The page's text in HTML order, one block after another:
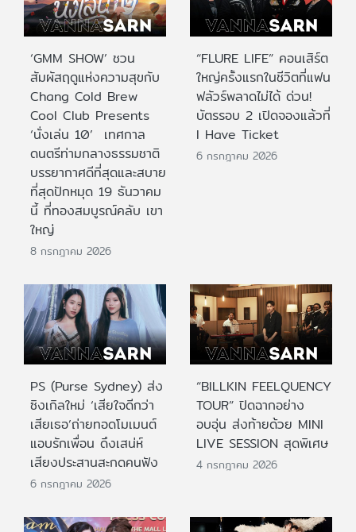
‘GMM SHOW’ ชวน
สัมผัสฤดูแห่งความสุขกับ
Chang Cold Brew
Cool Club Presents
‘นั่งเล่น 10’ เทศกาล
ดนตรีท่ามกลางธรรมชาติ
บรรยากาศดีที่สุดและสบาย
ที่สุดปักหมุด 19 ธันวาคม
นี้ ที่ทองสมบูรณ์คลับ เขา
ใหญ่
8 กรกฎาคม 2026
“FLURE LIFE” คอนเสิร์ต
ใหญ่ครั้งแรกในชีวิตที่แฟน
ฟลัวร์พลาดไม่ได้ ด่วน!
บัตรรอบ 2 เปิดจองแล้วที่
I Have Ticket
6 กรกฎาคม 2026
PS (Purse Sydney) ส่ง
ซิงเกิลใหม่ ‘เสียใจดีกว่า
เสียเธอ’ถ่ายทอดโมเมนต์
แอบรักเพื่อน ดึงเสน่ห์
เสียงประสานสะกดคนฟัง
6 กรกฎาคม 2026
“BILLKIN FEELQUENCY
TOUR” ปิดฉากอย่าง
อบอุ่น ส่งท้ายด้วย MINI
LIVE SESSION สุดพิเศษ
4 กรกฎาคม 2026